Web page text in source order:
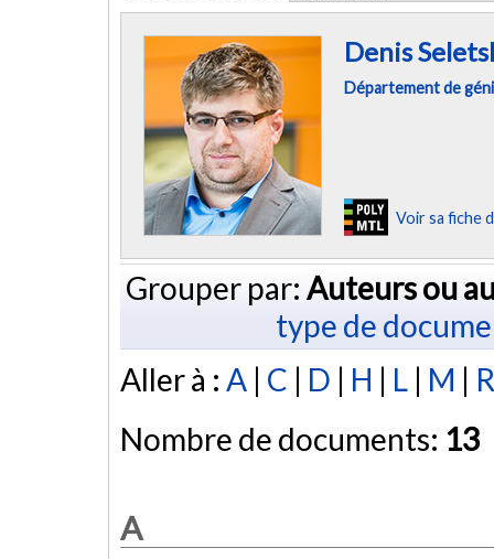
Denis
Département de
Voir sa fiche
Grouper par: Auteurs ou
type de
Aller à : A | C | D | H | L | M | R
Nombre de documents: 13
A